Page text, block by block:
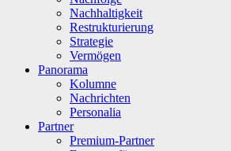
Nachhaltigkeit
Restrukturierung
Strategie
Vermögen
Panorama
Kolumne
Nachrichten
Personalia
Partner
Premium-Partner